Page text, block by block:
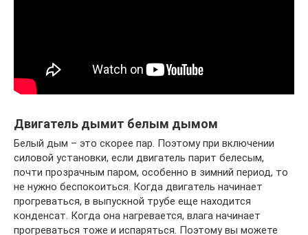
Двигатель дымит белым дымом
Белый дым – это скорее пар. Поэтому при включении
силовой установки, если двигатель парит белесым,
почти прозрачным паром, особенно в зимний период, то
не нужно беспокоиться. Когда двигатель начинает
прогреваться, в выпускной трубе еще находится
конденсат. Когда она нагревается, влага начинает
прогреваться тоже и испаряться. Поэтому вы можете